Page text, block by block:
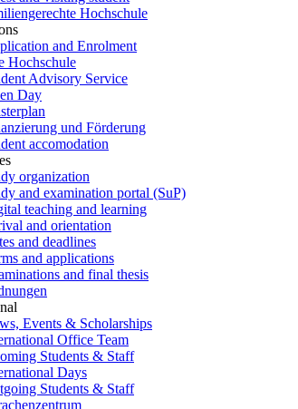
Hochschule
and Enrolment
Hochschule
Advisory Service
Day
und Förderung
accomodation
organization
and examination portal (SuP)
teaching and learning
and orientation
and deadlines
and applications
and final thesis
Events & Scholarships
Office Team
Students & Staff
Days
Students & Staff